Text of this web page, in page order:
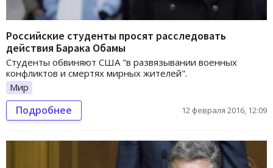
Российские студенты просят расследовать
действия Барака Обамы
Студенты обвиняют США "в развязывании военных
конфликтов и смертях мирных жителей".
Мир
Подробнее 12 февраля 2016, 12:09